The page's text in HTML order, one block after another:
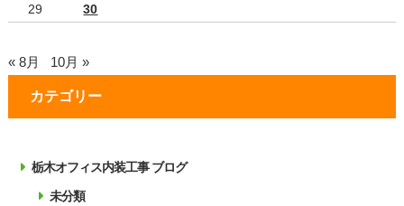
29
30
« 8月 10月 »
カテゴリー
栃木オフィス内装工事 ブログ
未分類